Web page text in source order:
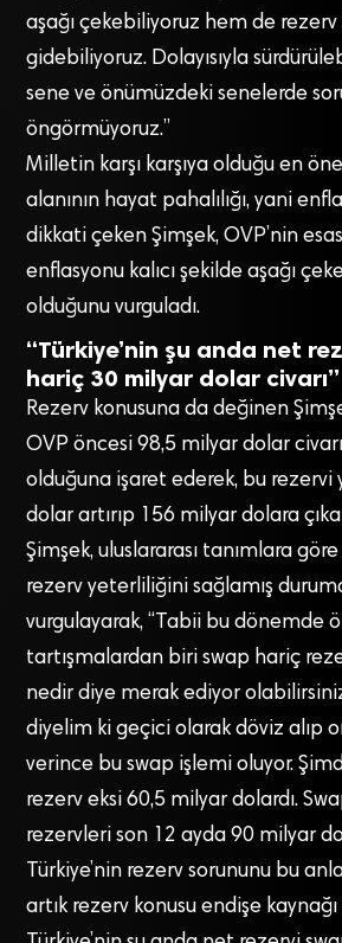
aşağı çekebiliyoruz hem de
gidebiliyoruz. Dolayısıyla
sene ve önümüzdeki senelerde
öngörmüyoruz.”
Milletin karşı karşıya olduğu en
alanının hayat pahalılığı, yani
dikkati çeken Şimşek, OVP’nin
enflasyonu kalıcı şekilde aşağı
olduğunu vurguladı.
“Türkiye’nin şu anda net
hariç 30 milyar dolar civarı”
Rezerv konusuna da değinen
OVP öncesi 98,5 milyar dolar
olduğuna işaret ederek, bu rezervi
dolar artırıp 156 milyar dolara
Şimşek, uluslararası tanımlara göre
rezerv yeterliliğini sağlamış
vurgulayarak, “Tabii bu dönemde
tartışmalardan biri swap hariç
nedir diye merak ediyor
diyelim ki geçici olarak döviz alıp
verince bu swap işlemi oluyor.
rezerv eksi 60,5 milyar dolardı.
rezervleri son 12 ayda 90 milyar
Türkiye’nin rezerv sorununu bu
artık rezerv konusu endişe